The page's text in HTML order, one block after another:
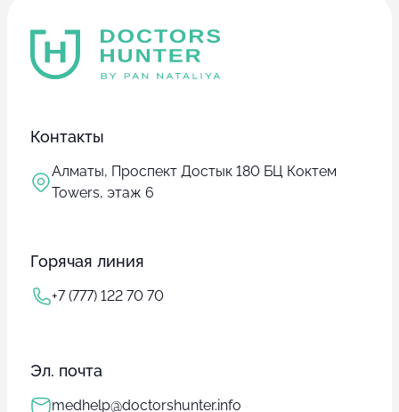
Контакты
Алматы, Проспект Достык 180 БЦ Коктем
Towers, этаж 6
Горячая линия
+7 (777) 122 70 70
Эл. почта
medhelp@doctorshunter.info